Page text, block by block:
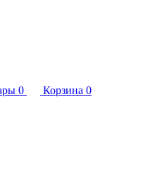
0 Корзина 0